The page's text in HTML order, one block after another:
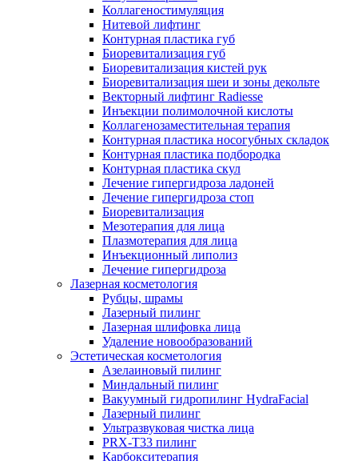
Коллагеностимуляция
Нитевой лифтинг
Контурная пластика губ
Биоревитализация губ
Биоревитализация кистей рук
Биоревитализация шеи и зоны декольте
Векторный лифтинг Radiesse
Инъекции полимолочной кислоты
Коллагенозаместительная терапия
Контурная пластика носогубных складок
Контурная пластика подбородка
Контурная пластика скул
Лечение гипергидроза ладоней
Лечение гипергидроза стоп
Биоревитализация
Мезотерапия для лица
Плазмотерапия для лица
Инъекционный липолиз
Лечение гипергидроза
Лазерная косметология
Рубцы, шрамы
Лазерный пилинг
Лазерная шлифовка лица
Удаление новообразований
Эстетическая косметология
Азелаиновый пилинг
Миндальный пилинг
Вакуумный гидропилинг HydraFacial
Лазерный пилинг
Ультразвуковая чистка лица
PRX-T33 пилинг
Карбокситерапия